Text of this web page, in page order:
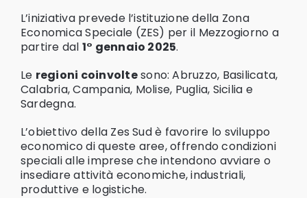
L’iniziativa prevede l’istituzione della Zona
Economica Speciale (ZES) per il Mezzogiorno a
partire dal 1° gennaio 2025.
Le regioni coinvoltesono: Abruzzo, Basilicata,
Calabria, Campania, Molise, Puglia, Sicilia e
Sardegna.
L’obiettivo della Zes Sud è favorire lo sviluppo
economico di queste aree, offrendo condizioni
speciali alle imprese che intendono avviare o
insediare attività economiche, industriali,
produttive e logistiche.